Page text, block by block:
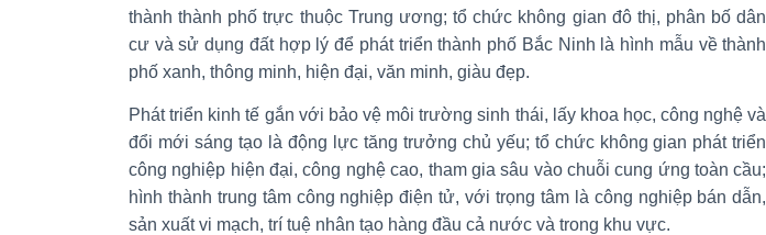
thành thành phố trực thuộc Trung ương; tổ chức không gian đô thị, phân bố dân
cư và sử dụng đất hợp lý để phát triển thành phố Bắc Ninh là hình mẫu về thành
phố xanh, thông minh, hiện đại, văn minh, giàu đẹp.
Phát triển kinh tế gắn với bảo vệ môi trường sinh thái, lấy khoa học, công nghệ và
đổi mới sáng tạo là động lực tăng trưởng chủ yếu; tổ chức không gian phát triển
công nghiệp hiện đại, công nghệ cao, tham gia sâu vào chuỗi cung ứng toàn cầu;
hình thành trung tâm công nghiệp điện tử, với trọng tâm là công nghiệp bán dẫn,
sản xuất vi mạch, trí tuệ nhân tạo hàng đầu cả nước và trong khu vực.